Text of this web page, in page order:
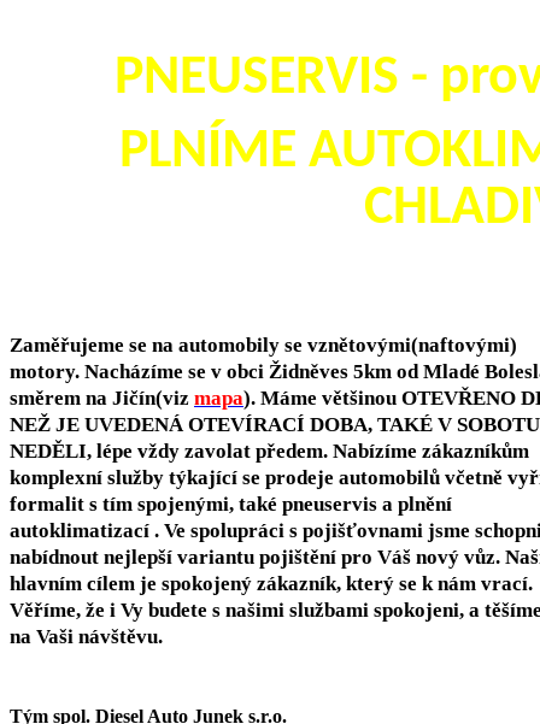
PNEUSERVIS -
PLNÍME
Zaměřujeme se na automobily se vznětovými(naftovými)
motory. Nacházíme se v obci Židněves 5km od Mladé
směrem na Jičín(viz mapa). Máme většinou OTEVŘENO
NEŽ JE UVEDENÁ OTEVÍRACÍ DOBA, TAKÉ V
NEDĚLI, lépe vždy zavolat předem. Nabízíme zákazníkům
komplexní služby týkající se prodeje automobilů včetně
formalit s tím spojenými, také pneuservis a plnění
autoklimatizací . Ve spolupráci s pojišťovnami jsme
nabídnout nejlepší variantu pojištění pro Váš nový vůz.
hlavním cílem je spokojený zákazník, který se k nám vrací.
Věříme, že i Vy budete s našimi službami spokojeni, a
na Vaši návštěvu.
Tým spol. Diesel Auto Junek s.r.o.